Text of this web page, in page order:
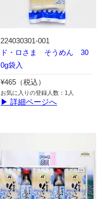
224030301-001
ド・ロさま そうめん 30
0g袋入
¥465（税込）
お気に入りの登録人数：1人
▶ 詳細ページへ